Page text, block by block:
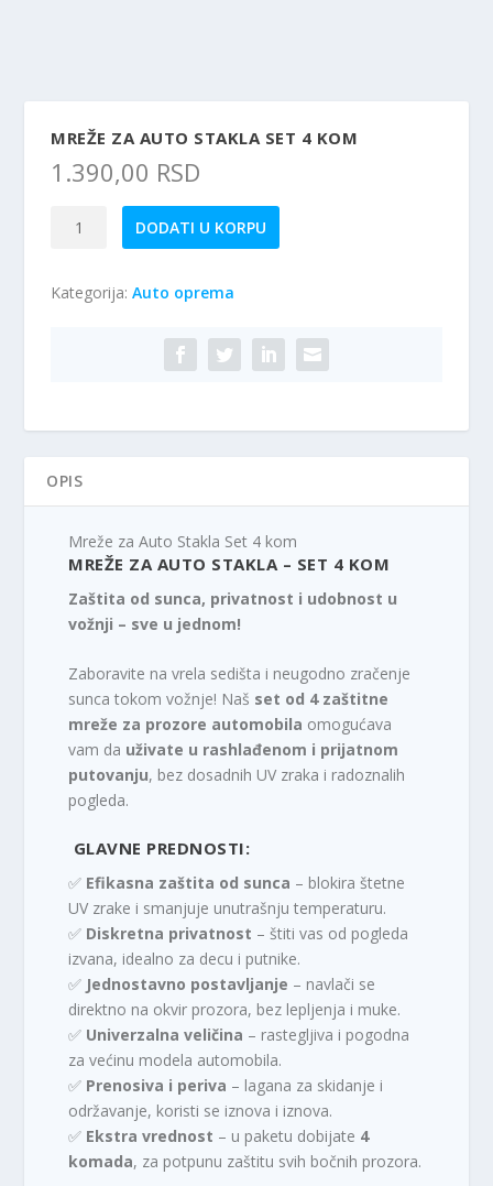
MREŽE ZA AUTO STAKLA SET 4 KOM
1.390,00 RSD
Stakla
DODATI U KORPU
Kategorija:Auto oprema
OPIS
Mreže za Auto Stakla Set 4 kom
MREŽE ZA AUTO STAKLA – SET 4 KOM
Zaštita od sunca, privatnost i udobnost u
vožnji – sve u jednom!
Zaboravite na vrela sedišta i neugodno zračenje
sunca tokom vožnje! Naš set od 4 zaštitne
mreže za prozore automobila omogućava
vam da uživate u rashlađenom i prijatnom
putovanju, bez dosadnih UV zraka i radoznalih
pogleda.
GLAVNE PREDNOSTI:
✅ Efikasna zaštita od sunca – blokira štetne
UV zrake i smanjuje unutrašnju temperaturu.
✅ Diskretna privatnost – štiti vas od pogleda
izvana, idealno za decu i putnike.
✅ Jednostavno postavljanje – navlači se
direktno na okvir prozora, bez lepljenja i muke.
✅ Univerzalna veličina – rastegljiva i pogodna
za većinu modela automobila.
✅ Prenosiva i periva – lagana za skidanje i
održavanje, koristi se iznova i iznova.
✅ Ekstra vrednost – u paketu dobijate 4
komada, za potpunu zaštitu svih bočnih prozora.